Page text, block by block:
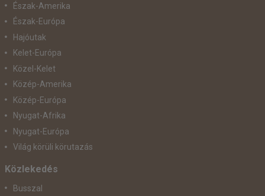
Észak-Amerika
Észak-Európa
Hajóutak
Kelet-Európa
Közel-Kelet
Közép-Amerika
Közép-Európa
Nyugat-Afrika
Nyugat-Európa
Világ körüli körutazás
Közlekedés
Busszal